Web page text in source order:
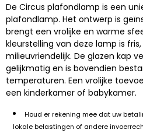
De Circus plafondlamp is een
plafondlamp. Het ontwerp is
brengt een vrolijke en warme
kleurstelling van deze lamp is
milieuvriendelijk. De glazen kap
gelijkmatig en is bovendien
temperaturen. Een vrolijke
een kinderkamer of babykamer.
Houd er rekening mee dat uw
lokale belastingen of andere